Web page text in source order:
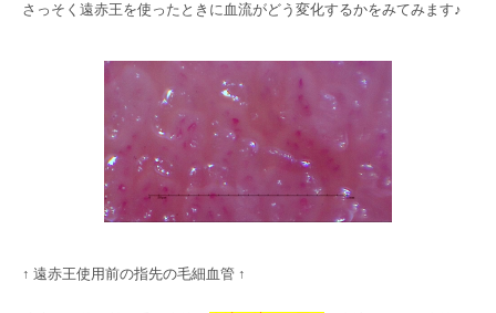
さっそく遠赤王を使ったときに血流がどう変化するかをみてみます♪
↑ 遠赤王使用前の指先の毛細血管 ↑